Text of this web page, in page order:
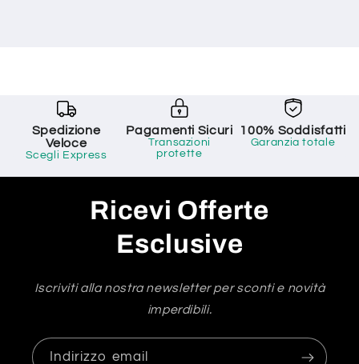
Spedizione
Veloce
Scegli Express
Pagamenti Sicuri
Transazioni
protette
100% Soddisfatti
Garanzia totale
Ricevi Offerte
Esclusive
Iscriviti alla nostra newsletter per sconti e novità
imperdibili.
Indirizzo email